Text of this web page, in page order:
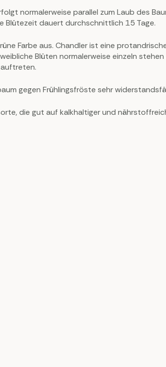
normalerweise parallel zum Laub des
Blütezeit dauert durchschnittlich 15 Tage.
Farbe aus. Chandler ist eine
Blüten normalerweise einzeln
gegen Frühlingsfröste sehr
die gut auf kalkhaltiger und